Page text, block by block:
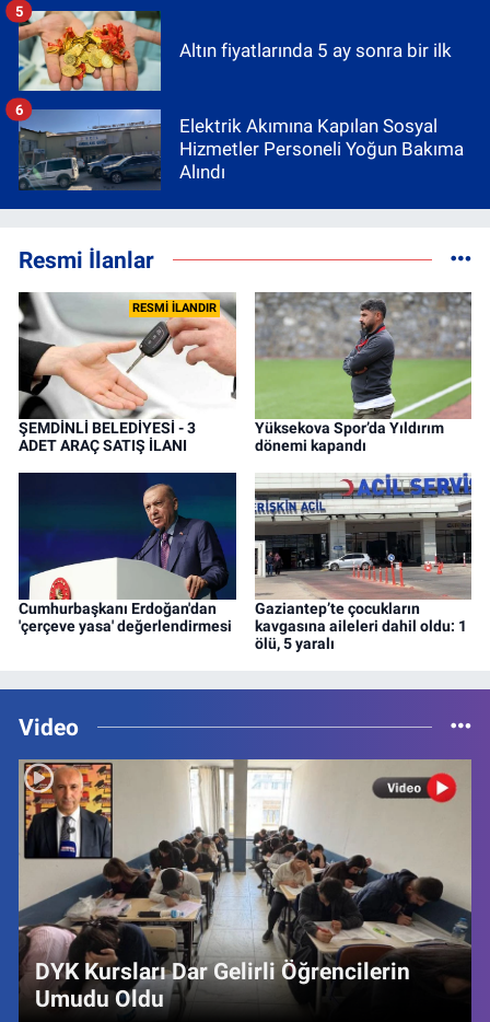
Altın fiyatlarında 5 ay sonra bir ilk
5
Elektrik Akımına Kapılan Sosyal
Hizmetler Personeli Yoğun Bakıma
Alındı
6
Resmi İlanlar
RESMİ İLANDIR
ŞEMDİNLİ BELEDİYESİ - 3
ADET ARAÇ SATIŞ İLANI
Yüksekova Spor’da Yıldırım
dönemi kapandı
Cumhurbaşkanı Erdoğan'dan
'çerçeve yasa' değerlendirmesi
Gaziantep’te çocukların
kavgasına aileleri dahil oldu: 1
ölü, 5 yaralı
Video
DYK Kursları Dar Gelirli Öğrencilerin
Umudu Oldu